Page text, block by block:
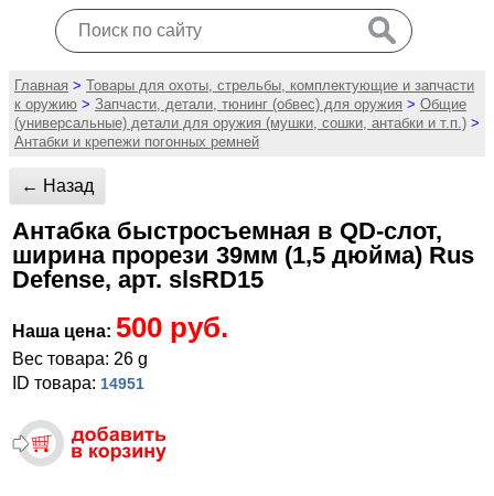
Главная > Товары для охоты, стрельбы, комплектующие и запчасти
к оружию > Запчасти, детали, тюнинг (обвес) для оружия > Общие
(универсальные) детали для оружия (мушки, сошки, антабки и т.п.) >
Антабки и крепежи погонных ремней
← Назад
Антабка быстросъемная в QD-слот,
ширина прорези 39мм (1,5 дюйма) Rus
Defense, арт. slsRD15
Наша цена: 500 руб.
Вес товара: 26 g
ID товара: 14951